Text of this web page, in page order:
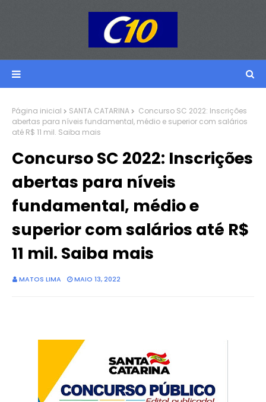
Página inicial SANTA CATARINA
Concurso SC 2022: Inscrições
abertas para níveis fundamental, médio e superior com salários
até R$ 11 mil. Saiba mais
Concurso SC 2022: Inscrições
abertas para níveis
fundamental, médio e
superior com salários até R$
11 mil. Saiba mais
MATOS LIMA MAIO 13, 2022